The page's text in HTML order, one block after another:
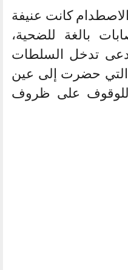
كانت عنيفة
بالغة للضحية،
تدخل السلطات
التي حضرت إلى عين
للوقوف على ظروف